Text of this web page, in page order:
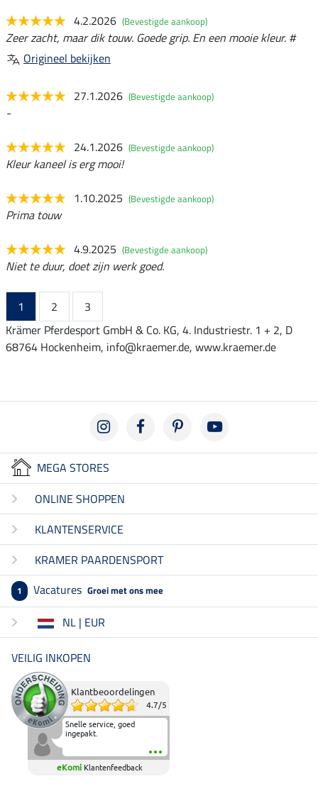
4.2.2026 (Bevestigde aankoop)
Zeer zacht, maar dik touw. Goede grip. En een mooie kleur. #
Origineel bekijken
27.1.2026 (Bevestigde aankoop)
-
24.1.2026 (Bevestigde aankoop)
Kleur kaneel is erg mooi!
1.10.2025 (Bevestigde aankoop)
Prima touw
4.9.2025 (Bevestigde aankoop)
Niet te duur, doet zijn werk goed.
1 2
3
Krämer Pferdesport GmbH & Co. KG, 4. Industriestr. 1 + 2, D
68764 Hockenheim, info@kraemer.de, www.kraemer.de
MEGA STORES
ONLINE SHOPPEN
KLANTENSERVICE
KRAMER PAARDENSPORT
1 Vacatures Groei met ons mee
NL | EUR
VEILIG INKOPEN
Klantbeoordelingen
4.7/5
Snelle service, goed
ingepakt.
eKomi Klantenfeedback